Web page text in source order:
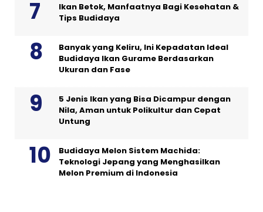
Ikan Betok, Manfaatnya Bagi Kesehatan &
Tips Budidaya
Banyak yang Keliru, Ini Kepadatan Ideal
Budidaya Ikan Gurame Berdasarkan
Ukuran dan Fase
5 Jenis Ikan yang Bisa Dicampur dengan
Nila, Aman untuk Polikultur dan Cepat
Untung
Budidaya Melon Sistem Machida:
Teknologi Jepang yang Menghasilkan
Melon Premium di Indonesia